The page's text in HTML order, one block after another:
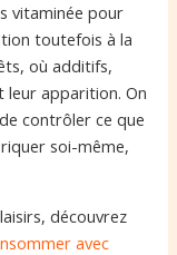
vitaminée pour
toutefois à la
où additifs,
apparition. On
contrôler ce que
soi-même,
découvrez
avec